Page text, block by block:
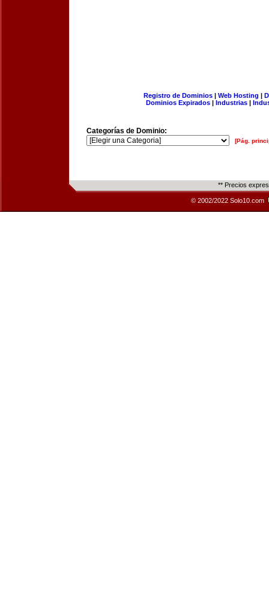
Registro de Dominios| Web Hosting |
Dominios Expirados | Industrias |
Categorías de Dominio:
[Pág.
** Precios
© 2002/2022 Solo10.com